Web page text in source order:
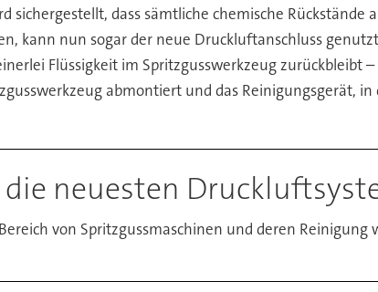
sichergestellt, dass sämtliche chemische
kann nun sogar der neue Druckluftanschluss
Flüssigkeit im Spritzgusswerkzeug zurückbleibt
abmontiert und das Reinigungsgerät,
die neuesten
von Spritzgussmaschinen und deren